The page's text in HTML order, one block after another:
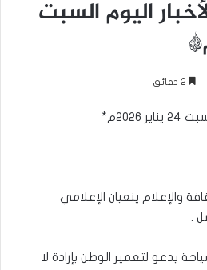
اليوم السبت
والإعلام ينعيان الإعلامي
.
يدعو لتعمير الوطن بإرادة لا